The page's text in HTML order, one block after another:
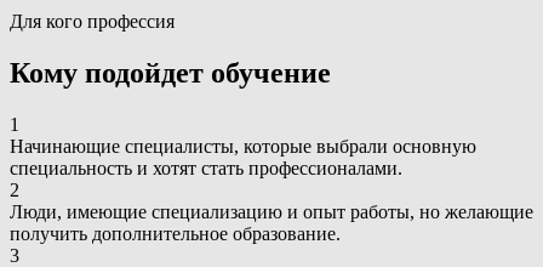
Для кого профессия
Кому подойдет обучение
1
Начинающие специалисты, которые выбрали основную
специальность и хотят стать профессионалами.
2
Люди, имеющие специализацию и опыт работы, но желающие
получить дополнительное образование.
3